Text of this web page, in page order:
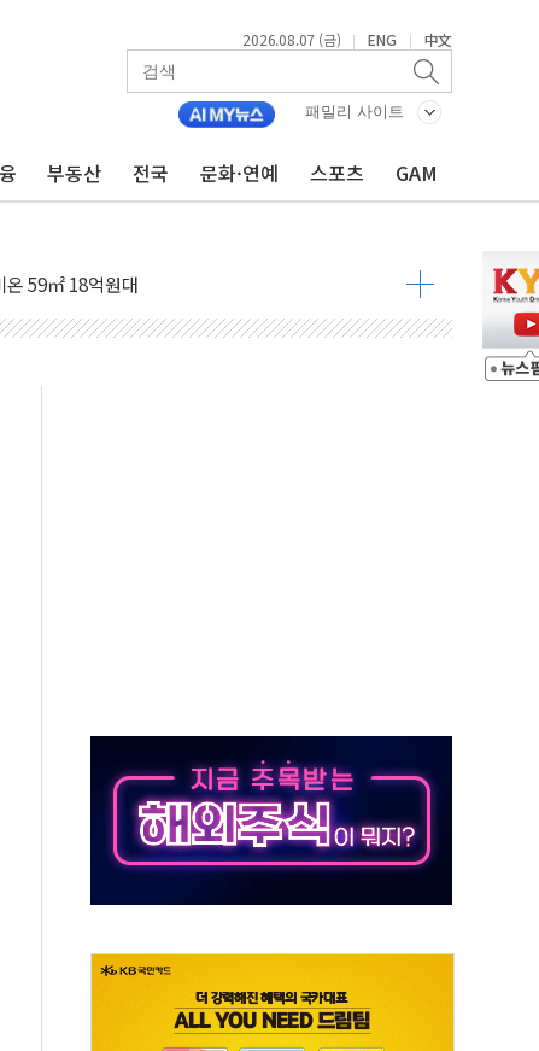
2026.08.07 (금) | ENG | 中文
패밀리 사이트
부동산 전국 문화·연예 스포츠 GAM
일 최대 100mm 호우
59㎡ 18억원대
-서울시 '정책 엇박자'
매수에도 고유가·금리·입법 지연 '삼중 부담'
·가스주 올랐지만 빈그룹이 상쇄
열질환자 2872명
…경찰, 현행범 체포